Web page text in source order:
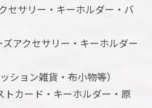
セサリー・キーホルダー・バ
アクセサリー・キーホルダー
ョン雑貨・布小物等）
カード・キーホルダー・原